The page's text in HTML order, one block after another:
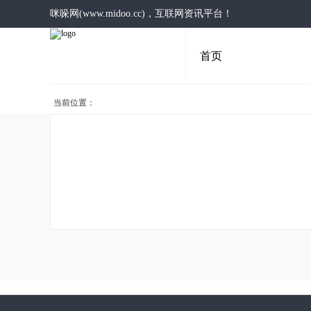
咪哚网(www.midoo.cc)，互联网资讯平台！
首页
当前位置：